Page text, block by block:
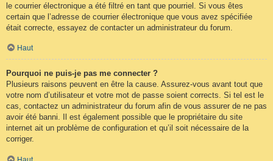
le courrier électronique a été filtré en tant que pourriel. Si vous êtes
certain que l’adresse de courrier électronique que vous avez spécifiée
était correcte, essayez de contacter un administrateur du forum.
Haut
Pourquoi ne puis-je pas me connecter ?
Plusieurs raisons peuvent en être la cause. Assurez-vous avant tout que
votre nom d’utilisateur et votre mot de passe soient corrects. Si tel est le
cas, contactez un administrateur du forum afin de vous assurer de ne pas
avoir été banni. Il est également possible que le propriétaire du site
internet ait un problème de configuration et qu’il soit nécessaire de la
corriger.